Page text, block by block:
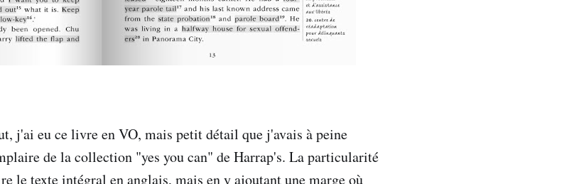
j'ai eu ce livre en VO, mais petit détail que j'avais à peine
de la collection "yes you can" de Harrap's. La particularité
le texte intégral en anglais, mais en y ajoutant une marge où